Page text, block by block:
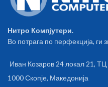
Нитро Компјутери.
Во потрага по перфекција, ги
Иван Козаров 24 локал 21,
1000 Скопје, Македонија